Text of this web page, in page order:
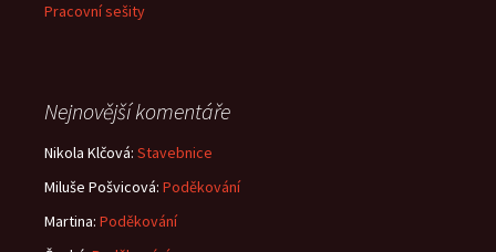
Pracovní sešity
Nejnovější komentáře
Nikola Klčová: Stavebnice
Miluše Pošvicová: Poděkování
Martina: Poděkování